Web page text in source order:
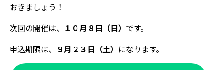
おきましょう！
次回の開催は、 １０月８日（日） です。
申込期限は、 ９月２３日（土） になります。